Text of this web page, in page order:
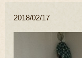
2018/02/17